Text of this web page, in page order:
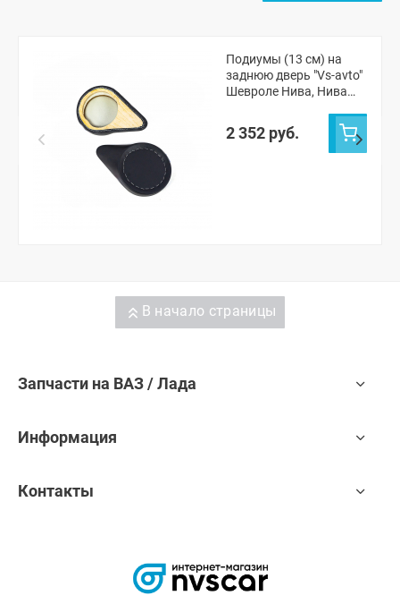
Подиумы (13 см) на
заднюю дверь "Vs-avto"
Шевроле Нива, Нива
2 352 руб.
В начало страницы
Запчасти на ВАЗ / Лада
Информация
Контакты